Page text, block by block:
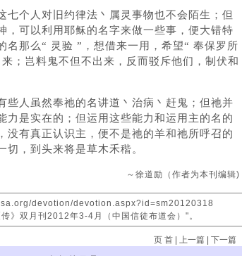
七个人对旧约律法丶属灵事物也不会陌生；但
，可以利用耶稣的名字来做一些事，便大错特
名那么“ 灵验 ”，想借来一用，希望“ 奉保罗所
；岂料鬼不但不出来，反而驳斥他们，制伏和
些人虽然奉祂的名讲道丶治病丶赶鬼；但祂并
力是实在的；但运用这些能力和运用主的名的
没有真正认识主，便不是祂的羊和祂所呼召的
切，到头来将是草木禾稭。
～徐道励（作者为本刊编辑)
devotion/devotion.aspx?id=sm20120318
》双月刊2012年3-4月（中国信徒布道会）"。
页 首 |上一篇 |下一篇